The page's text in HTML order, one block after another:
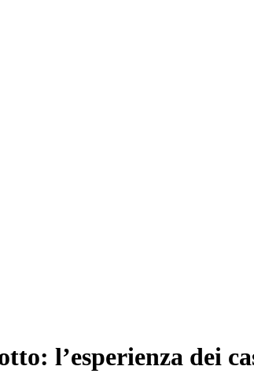
l’esperienza dei